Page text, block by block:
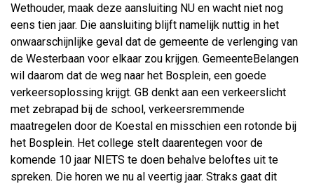
Wethouder, maak deze aansluiting NU en wacht niet nog
eens tien jaar. Die aansluiting blijft namelijk nuttig in het
onwaarschijnlijke geval dat de gemeente de verlenging van
de Westerbaan voor elkaar zou krijgen. GemeenteBelangen
wil daarom dat de weg naar het Bosplein, een goede
verkeersoplossing krijgt. GB denkt aan een verkeerslicht
met zebrapad bij de school, verkeersremmende
maatregelen door de Koestal en misschien een rotonde bij
het Bosplein. Het college stelt daarentegen voor de
komende 10 jaar NIETS te doen behalve beloftes uit te
spreken. Die horen we nu al veertig jaar. Straks gaat dit